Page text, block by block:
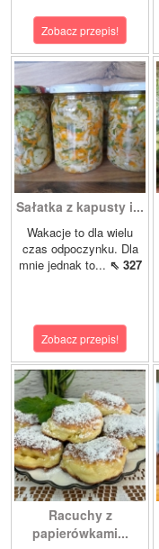
Zobacz przepis!
Sałatka z kapusty i...
Wakacje to dla wielu
czas odpoczynku. Dla
mnie jednak to... ⇖ 327
Zobacz przepis!
Racuchy z
papierówkami...